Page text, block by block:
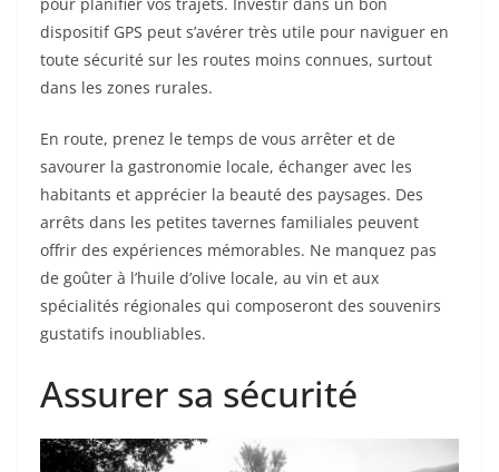
pour planifier vos trajets. Investir dans un bon
dispositif GPS peut s’avérer très utile pour naviguer en
toute sécurité sur les routes moins connues, surtout
dans les zones rurales.
En route, prenez le temps de vous arrêter et de
savourer la gastronomie locale, échanger avec les
habitants et apprécier la beauté des paysages. Des
arrêts dans les petites tavernes familiales peuvent
offrir des expériences mémorables. Ne manquez pas
de goûter à l’huile d’olive locale, au vin et aux
spécialités régionales qui composeront des souvenirs
gustatifs inoubliables.
Assurer sa sécurité